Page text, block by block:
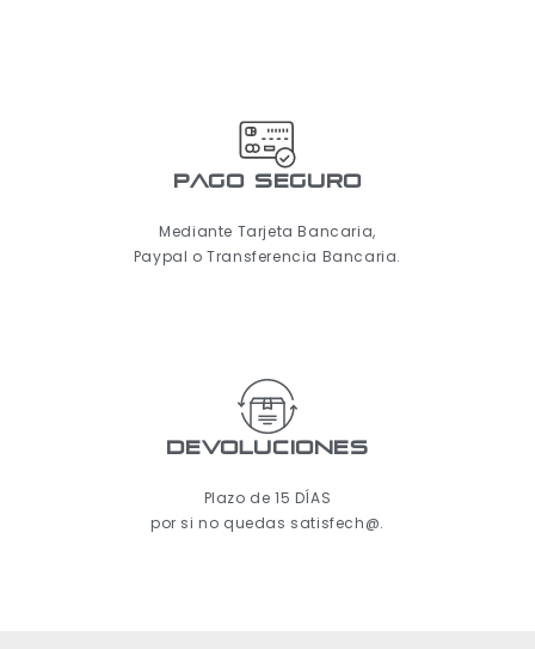
pago seguro
Mediante Tarjeta Bancaria,
Paypal o Transferencia Bancaria.
Devoluciones
Plazo de 15 DÍAS
por si no quedas satisfech@.